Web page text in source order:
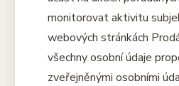
monitorovat aktivitu
webových stránkách
všechny osobní údaje
zveřejněnými osobními